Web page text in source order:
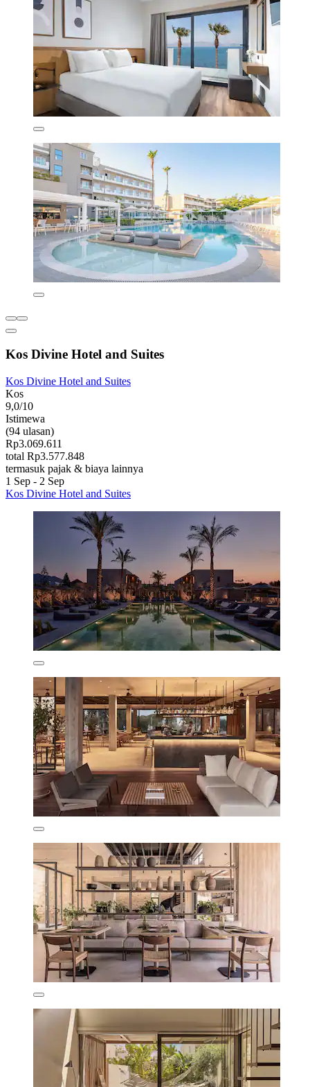
Kos Divine Hotel and Suites
Kos Divine Hotel and Suites
Kos
9,0/10
Istimewa
(94 ulasan)
Rp3.069.611
total Rp3.577.848
termasuk pajak & biaya lainnya
1 Sep - 2 Sep
Kos Divine Hotel and Suites